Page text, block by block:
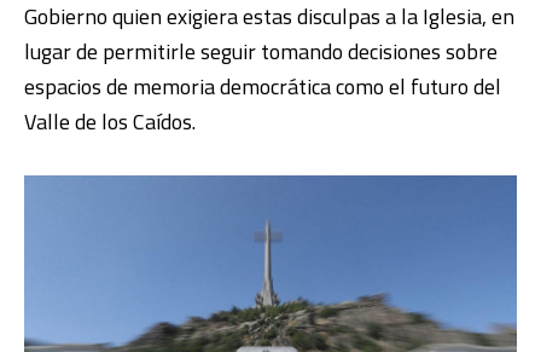
Gobierno quien exigiera estas disculpas a la Iglesia, en
lugar de permitirle seguir tomando decisiones sobre
espacios de memoria democrática como el futuro del
Valle de los Caídos.